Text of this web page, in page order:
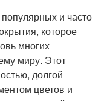
и часто
которое
многих
миру. Этот
долгой
цветов и